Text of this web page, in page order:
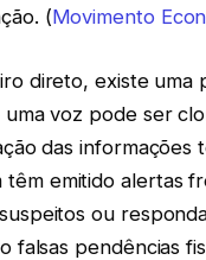
(Movimento
direto, existe
uma voz pode ser
das
têm emitido alertas
ou
falsas pendências